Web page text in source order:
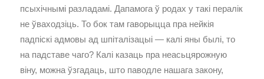
псыхічнымі разладамі. Дапамога ў родах у такі пералік
не ўваходзіць. То бок там гаворыцца пра нейкія
падпіскі адмовы ад шпіталізацыі — калі яны былі, то
на падставе чаго? Калі казаць пра неасьцярожную
віну, можна ўзгадаць, што паводле нашага закону,